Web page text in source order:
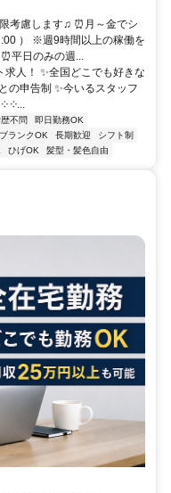
考慮します♫ ⏰月～金でシ
） ※週9時間以上の稼働を
平日のみの週...
人！ ✨全国どこでも好きな
の申告制 ✨今いるスタッフ
༶...
不問
即日勤務OK
ブランクOK 長期歓迎
シフト制
ひげOK 髪型・髪色自由